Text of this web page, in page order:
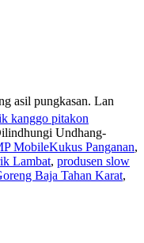
asil pungkasan. Lan
kanggo pitakon
Undhang-
MobileKukus Panganan,
Lambat, produsen slow
Baja Tahan Karat,